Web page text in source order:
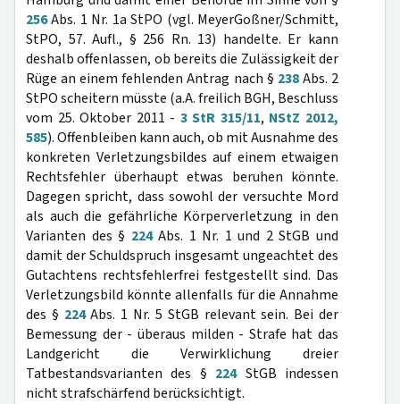
256Abs. 1 Nr. 1a StPO (vgl. MeyerGoßner/Schmitt,
StPO, 57. Aufl., § 256 Rn. 13) handelte. Er kann
deshalb offenlassen, ob bereits die Zulässigkeit der
Rüge an einem fehlenden Antrag nach § 238Abs. 2
StPO scheitern müsste (a.A. freilich BGH, Beschluss
vom 25. Oktober 2011 - 3 StR 315/11, NStZ 2012,
585). Offenbleiben kann auch, ob mit Ausnahme des
konkreten Verletzungsbildes auf einem etwaigen
Rechtsfehler überhaupt etwas beruhen könnte.
Dagegen spricht, dass sowohl der versuchte Mord
als auch die gefährliche Körperverletzung in den
Varianten des § 224Abs. 1 Nr. 1 und 2 StGB und
damit der Schuldspruch insgesamt ungeachtet des
Gutachtens rechtsfehlerfrei festgestellt sind. Das
Verletzungsbild könnte allenfalls für die Annahme
des § 224Abs. 1 Nr. 5 StGB relevant sein. Bei der
Bemessung der - überaus milden - Strafe hat das
Landgericht die Verwirklichung dreier
Tatbestandsvarianten des § 224StGB indessen
nicht strafschärfend berücksichtigt.